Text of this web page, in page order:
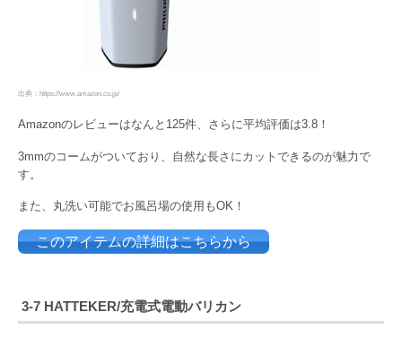
出典：https://www.amazon.co.jp/
Amazonのレビューはなんと125件、さらに平均評価は3.8！
3mmのコームがついており、自然な長さにカットできるのが魅力で
す。
また、丸洗い可能でお風呂場の使用もOK！
このアイテムの詳細はこちらから
3-7 HATTEKER/充電式電動バリカン